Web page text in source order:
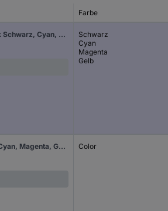
Farbe
HP Toner CLT-P406C Original Kombi-Pack Schwarz, Cyan, Magenta, Gelb 1500 Seiten SU375A
Schwarz
Cyan
Magenta
Gelb
HP Trommel CLT-R406 Original Schwarz, Cyan, Magenta, Gelb 16000 Seiten SU403A Color